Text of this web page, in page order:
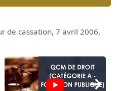
de cassation, 7 avril 2006,
→